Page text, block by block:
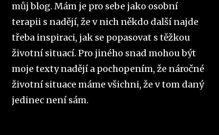
můj blog. Mám je pro sebe jako osobní
terapii s nadějí, že v nich někdo další najde
třeba inspiraci, jak se popasovat s těžkou
životní situací. Pro jiného snad mohou být
moje texty nadějí a pochopením, že náročné
životní situace máme všichni, že v tom daný
jedinec není sám.